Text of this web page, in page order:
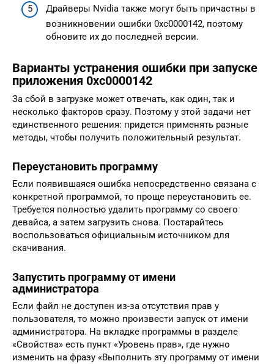
Драйверы Nvidia также могут быть причастны в
возникновении ошибки 0xc0000142, поэтому
обновите их до последней версии.
Варианты устранения ошибки при запуске
приложения 0xc0000142
За сбой в загрузке может отвечать, как один, так и
несколько факторов сразу. Поэтому у этой задачи нет
единственного решения: придется применять разные
методы, чтобы получить положительный результат.
Переустановить программу
Если появившаяся ошибка непосредственно связана с
конкретной программой, то проще переустановить ее.
Требуется полностью удалить программу со своего
девайса, а затем загрузить снова. Постарайтесь
воспользоваться официальным источником для
скачивания.
Запустить программу от имени
администратора
Если файл не доступен из-за отсутствия прав у
пользователя, то можно произвести запуск от имени
администратора. На вкладке программы в разделе
«Свойства» есть пункт «Уровень прав», где нужно
изменить на фразу «Выполнить эту программу от имени